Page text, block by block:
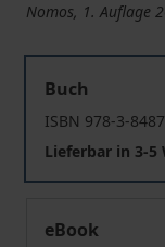
Nomos, 1. Auflage
Buch
ISBN 978-3-
Lieferbar in 3-5
eBook